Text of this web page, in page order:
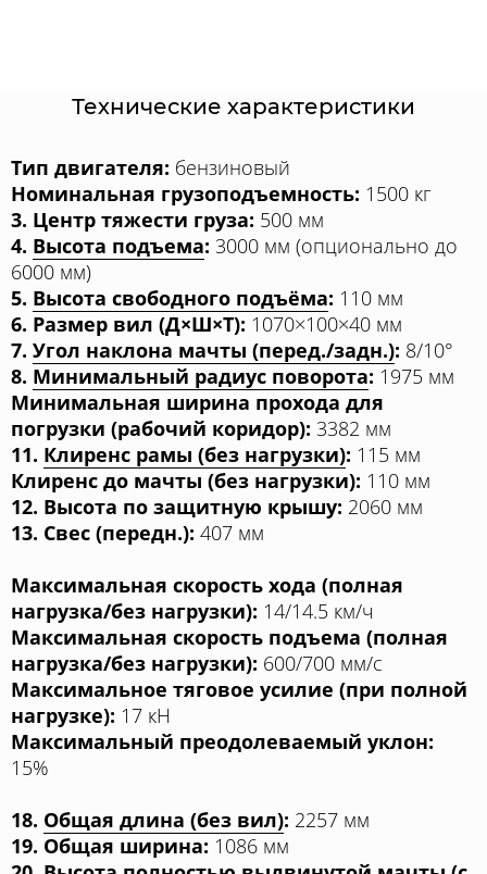
Технические характеристики
Тип двигателя: бензиновый
Номинальная грузоподъемность: 1500 кг
3. Центр тяжести груза: 500 мм
4. Высота подъема: 3000 мм (опционально до
6000 мм)
5. Высота свободного подъёма: 110 мм
6. Размер вил (Д×Ш×Т): 1070×100×40 мм
7. Угол наклона мачты (перед./задн.): 8/10°
8. Минимальный радиус поворота: 1975 мм
Минимальная ширина прохода для
погрузки (рабочий коридор): 3382 мм
11. Клиренс рамы (без нагрузки): 115 мм
Клиренс до мачты (без нагрузки): 110 мм
12. Высота по защитную крышу: 2060 мм
13. Свес (передн.): 407 мм
Максимальная скорость хода (полная
нагрузка/без нагрузки): 14/14.5 км/ч
Максимальная скорость подъема (полная
нагрузка/без нагрузки): 600/700 мм/с
Максимальное тяговое усилие (при полной
нагрузке): 17 кН
Максимальный преодолеваемый уклон:
15%
18. Общая длина (без вил): 2257 мм
19. Общая ширина: 1086 мм